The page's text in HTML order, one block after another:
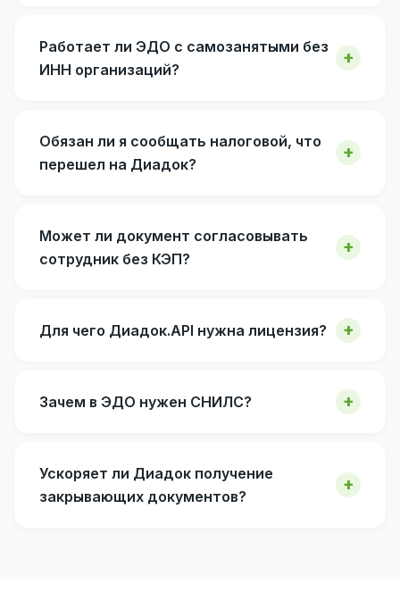
Работает ли ЭДО с самозанятыми без
ИНН организаций?
Обязан ли я сообщать налоговой, что
перешел на Диадок?
Может ли документ согласовывать
сотрудник без КЭП?
Для чего Диадок.API нужна лицензия?
Зачем в ЭДО нужен СНИЛС?
Ускоряет ли Диадок получение
закрывающих документов?